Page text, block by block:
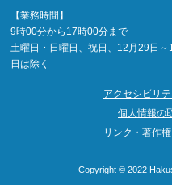
【業務時間】
9時00分から17時00分まで
土曜日・日曜日、祝日、12月29日～
日は除く
アクセシビリ
個人情報の
リンク・著作
Copyright © 2022